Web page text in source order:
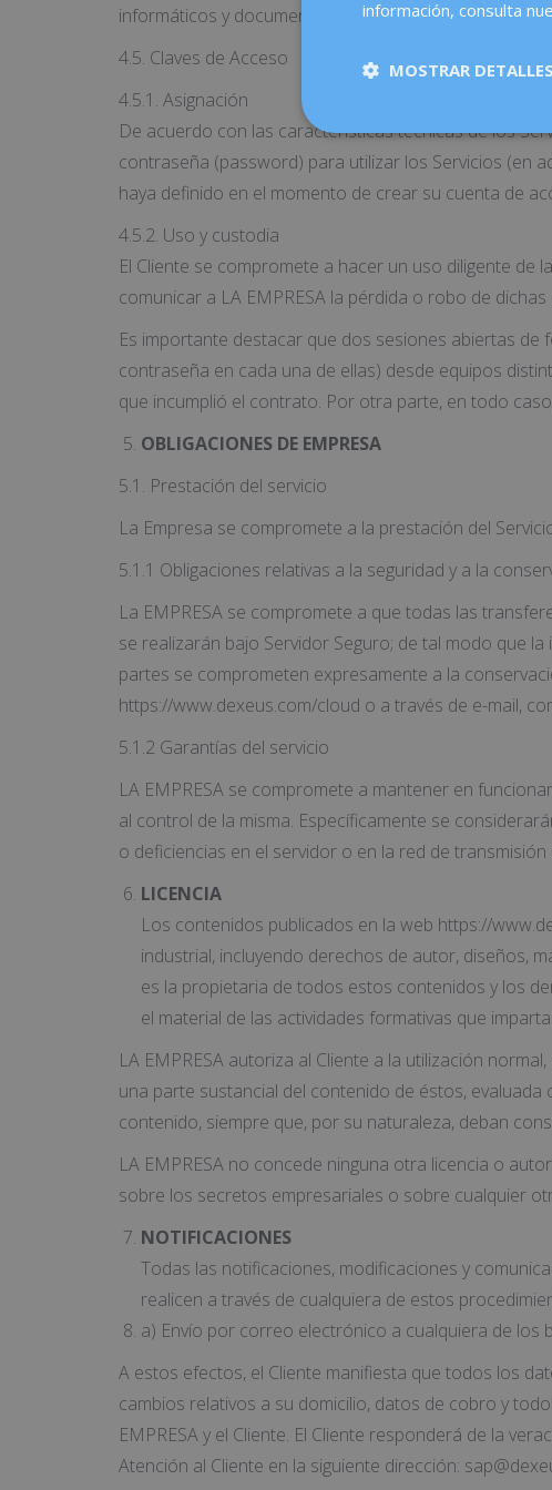
informáticos y documentos, archivos y contenidos
4.5. Claves de Acceso
4.5.1. Asignación
De acuerdo con las características técnicas de los
contraseña (password) para utilizar los Servicios (en
haya definido en el momento de crear su cuenta de
4.5.2. Uso y custodia
El Cliente se compromete a hacer un uso diligente de
comunicar a LA EMPRESA la pérdida o robo de
Es importante destacar que dos sesiones abiertas
contraseña en cada una de ellas) desde equipos
que incumplió el contrato. Por otra parte, en todo
OBLIGACIONES DE EMPRESA
5.1. Prestación del servicio
La Empresa se compromete a la prestación del
5.1.1 Obligaciones relativas a la seguridad y a la
La EMPRESA se compromete a que todas las
se realizarán bajo Servidor Seguro; de tal modo que
partes se comprometen expresamente a la
https://www.dexeus.com/cloud o a través de e-mail,
5.1.2 Garantías del servicio
LA EMPRESA se compromete a mantener en
al control de la misma. Específicamente se
o deficiencias en el servidor o en la red de transmisión
LICENCIA
Los contenidos publicados en la web https://
industrial, incluyendo derechos de autor, diseños,
es la propietaria de todos estos contenidos y los
el material de las actividades formativas que
LA EMPRESA autoriza al Cliente a la utilización
una parte sustancial del contenido de éstos,
contenido, siempre que, por su naturaleza, deban
LA EMPRESA no concede ninguna otra licencia o
sobre los secretos empresariales o sobre cualquier
NOTIFICACIONES
Todas las notificaciones, modificaciones y
realicen a través de cualquiera de estos
a) Envío por correo electrónico a cualquiera de los
A estos efectos, el Cliente manifiesta que todos los
cambios relativos a su domicilio, datos de cobro y
EMPRESA y el Cliente. El Cliente responderá de la
Atención al Cliente en la siguiente dirección:
información, consulta
MOSTRAR DETALLES